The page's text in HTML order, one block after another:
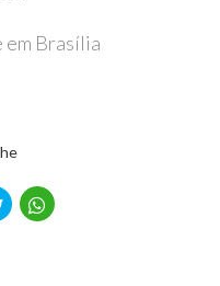
em Brasília